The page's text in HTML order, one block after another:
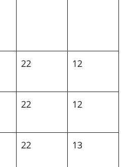
22 12
22 12
22 13